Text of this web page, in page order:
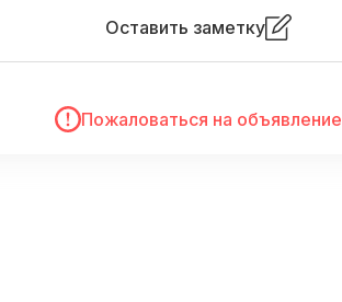
Оставить заметку
Пожаловаться на объявление